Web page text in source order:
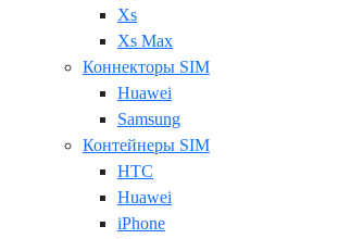
Xs
Xs Max
Коннекторы SIM
Huawei
Samsung
Контейнеры SIM
HTC
Huawei
iPhone